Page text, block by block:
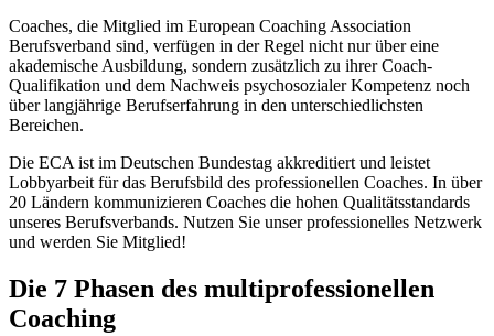
Coaches, die Mitglied im European Coaching Association
Berufsverband sind, verfügen in der Regel nicht nur über eine
akademische Ausbildung, sondern zusätzlich zu ihrer Coach-
Qualifikation und dem Nachweis psychosozialer Kompetenz noch
über langjährige Berufserfahrung in den unterschiedlichsten
Bereichen.
Die ECA ist im Deutschen Bundestag akkreditiert und leistet
Lobbyarbeit für das Berufsbild des professionellen Coaches. In über
20 Ländern kommunizieren Coaches die hohen Qualitätsstandards
unseres Berufsverbands. Nutzen Sie unser professionelles Netzwerk
und werden Sie Mitglied!
Die 7 Phasen des multiprofessionellen
Coaching